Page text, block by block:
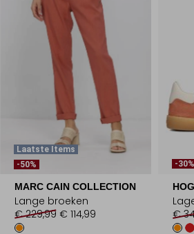
Laatste Items
-50%
MARC CAIN COLLECTION
Lange broeken
€ 229,99 € 114,99
-30%
€